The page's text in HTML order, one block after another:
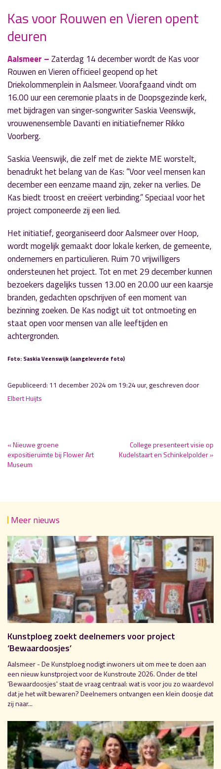
« Vorig nieuwsbericht
Nieuwe groene expositieruimte bij Flower Art
Museum
10 december 2024
» Volgend nieuwsbericht
College presenteert visie op Kudelstaart en
Schinkelpolder
11 december 2024
Kas voor Rouwen en Vieren opent
deuren
Aalsmeer –Zaterdag 14 december wordt de Kas voor
Rouwen en Vieren officieel geopend op het
Driekolommenplein in Aalsmeer. Voorafgaand vindt om
16.00 uur een ceremonie plaats in de Doopsgezinde kerk,
met bijdragen van singer-songwriter Saskia Veenswijk,
vrouwenensemble Davanti en initiatiefnemer Rikko
Voorberg.
Saskia Veenswijk, die zelf met de ziekte ME worstelt,
benadrukt het belang van de Kas: “Voor veel mensen kan
december een eenzame maand zijn, zeker na verlies. De
Kas biedt troost en creëert verbinding.” Speciaal voor het
project componeerde zij een lied.
Het initiatief, georganiseerd door Aalsmeer over Hoop,
wordt mogelijk gemaakt door lokale kerken, de gemeente,
ondernemers en particulieren. Ruim 70 vrijwilligers
ondersteunen het project. Tot en met 29 december kunnen
bezoekers dagelijks tussen 13.00 en 20.00 uur een kaarsje
branden, gedachten opschrijven of een moment van
bezinning zoeken. De Kas nodigt uit tot ontmoeting en
staat open voor mensen van alle leeftijden en
achtergronden.
Foto: Saskia Veenswijk (aangeleverde foto)
Gepubliceerd: 11 december 2024 om 19:24 uur, geschreven door
Elbert Huijts
« Nieuwe groene
expositieruimte bij Flower Art
Museum
College presenteert visie op
Kudelstaart en Schinkelpolder »
Meer nieuws
Kunstploeg zoekt deelnemers voor project
‘Bewaardoosjes’
Aalsmeer - De Kunstploeg nodigt inwoners uit om mee te doen aan
een nieuw kunstproject voor de Kunstroute 2026. Onder de titel
‘Bewaardoosjes' staat de vraag centraal: wat is voor jou zo waardevol
dat je het wilt bewaren? Deelnemers ontvangen een klein doosje dat
zij naar...